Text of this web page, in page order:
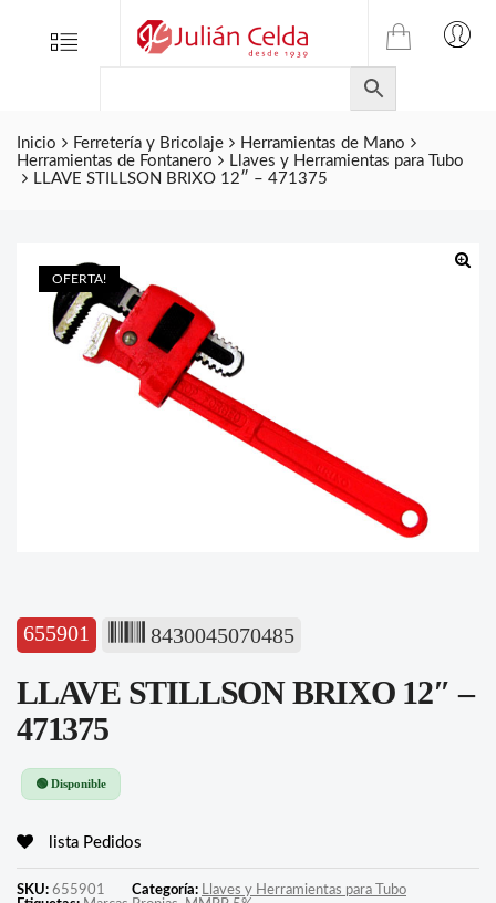
Menu
TIENDA
ONLINE
DE
JULIAN
CELDA
Inicio Ferretería y Bricolaje
Herramientas de Mano
Herramientas de Fontanero
Llaves y Herramientas para Tubo
LLAVE STILLSON BRIXO 12″ – 471375
OFERTA!
655901 8430045070485
LLAVE STILLSON BRIXO 12″ –
471375
🟢 Disponible
lista Pedidos
SKU: 655901 Categoría: Llaves y Herramientas para Tubo
Folletos
Contacto